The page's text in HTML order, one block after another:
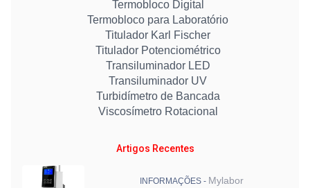
Termobloco Digital
Termobloco para Laboratório
Titulador Karl Fischer
Titulador Potenciométrico
Transiluminador LED
Transiluminador UV
Turbidímetro de Bancada
Viscosímetro Rotacional
Artigos Recentes
INFORMAÇÕES - Mylabor